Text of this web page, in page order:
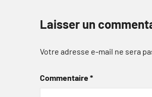
Laisser un
Votre adresse e-mail ne sera
Commentaire*